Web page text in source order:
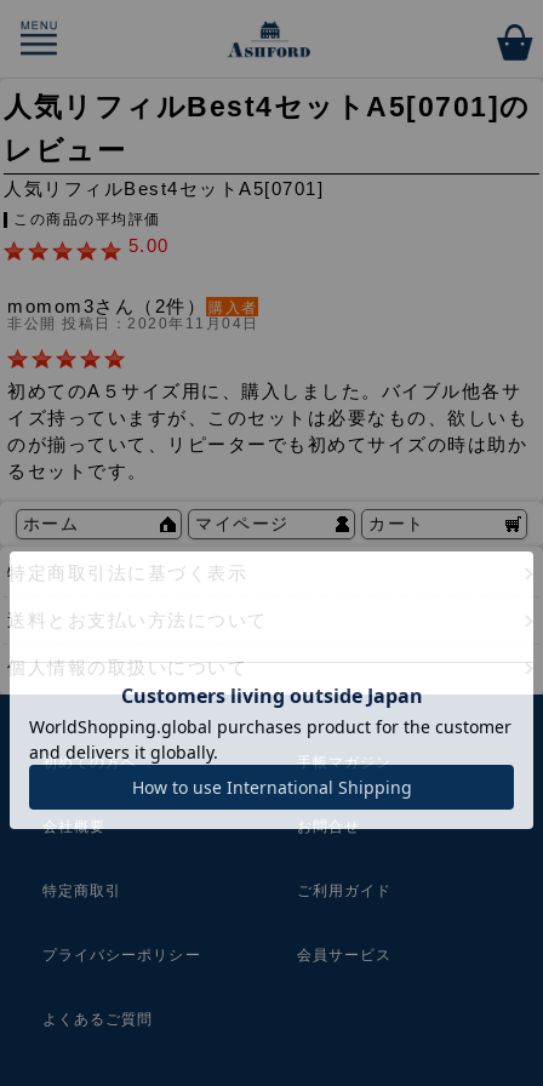
人気リフィルBest4セットA5[0701]の
レビュー
人気リフィルBest4セットA5[0701]
この商品の平均評価
5.00
momom3さん（2件）
購入者
非公開 投稿日：2020年11月04日
初めてのA５サイズ用に、購入しました。バイブル他各サ
イズ持っていますが、このセットは必要なもの、欲しいも
のが揃っていて、リピーターでも初めてサイズの時は助か
るセットです。
ホーム マイページ カート
特定商取引法に基づく表示
送料とお支払い方法について
個人情報の取扱いについて
初めての方へ 手帳マガジン
会社概要 お問合せ
特定商取引 ご利用ガイド
プライバシーポリシー 会員サービス
よくあるご質問